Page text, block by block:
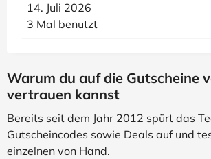
14. Juli 2026
3 Mal benutzt
Warum du auf die Gutscheine
vertrauen kannst
Bereits seit dem Jahr 2012 spürt das
Gutscheincodes sowie Deals auf und
einzelnen von Hand.